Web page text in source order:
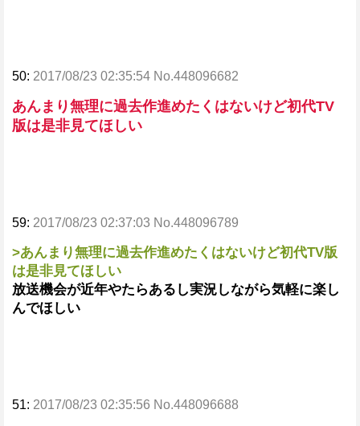
50: 2017/08/23 02:35:54 No.448096682
あんまり無理に過去作進めたくはないけど初代TV
版は是非見てほしい
59: 2017/08/23 02:37:03 No.448096789
>あんまり無理に過去作進めたくはないけど初代TV版
は是非見てほしい
放送機会が近年やたらあるし実況しながら気軽に楽し
んでほしい
51: 2017/08/23 02:35:56 No.448096688